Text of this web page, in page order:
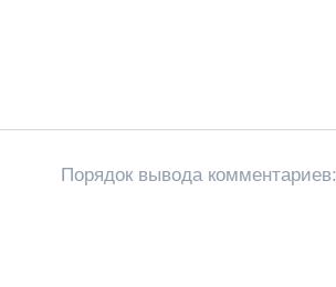
Порядок вывода комментариев: